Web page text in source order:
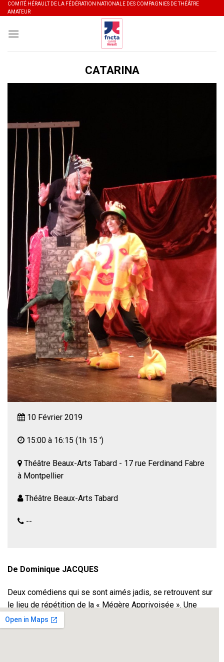
Skip
to
content
COMITÉ HÉRAULT DE LA FÉDÉRATION NATIONALE DES COMPAGNIES DE THÉÂTRE
AMATEUR
CATARINA
10 Février 2019
15:00 à 16:15 (1h 15 ')
Théâtre Beaux-Arts Tabard - 17 rue Ferdinand Fabre
à Montpellier
Théâtre Beaux-Arts Tabard
--
De Dominique JACQUES
Deux comédiens qui se sont aimés jadis, se retrouvent sur
le lieu de répétition de la « Mégère Apprivoisée ». Une
metteure en scène, plutôt déjantée, va arriver de façon
inopinée et bouleverser les répétitions. Les ego vont